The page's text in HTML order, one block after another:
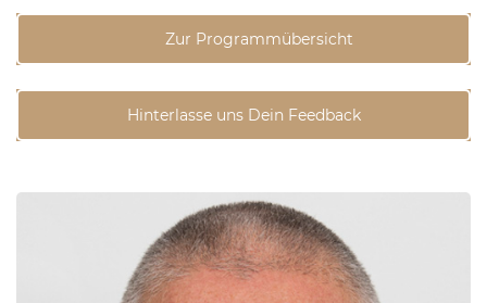
Zur Programmübersicht
Hinterlasse uns Dein Feedback